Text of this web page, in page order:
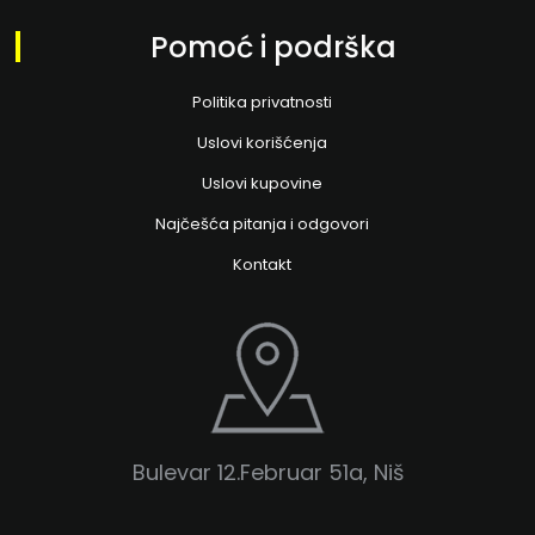
Pomoć i podrška
Politika privatnosti
Uslovi korišćenja
Uslovi kupovine
Najčešća pitanja i odgovori
Kontakt
Bulevar 12.Februar 51a, Niš